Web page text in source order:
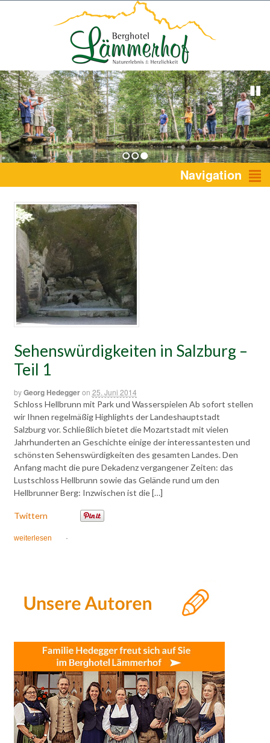
1 2 3 Navigation
Sehenswürdigkeiten in Salzburg –
Teil 1
byGeorg Hedeggeron 25. Juni 2014
Schloss Hellbrunn mit Park und Wasserspielen Ab sofort stellen
wir Ihnen regelmäßig Highlights der Landeshauptstadt
Salzburg vor. Schließlich bietet die Mozartstadt mit vielen
Jahrhunderten an Geschichte einige der interessantesten und
schönsten Sehenswürdigkeiten des gesamten Landes. Den
Anfang macht die pure Dekadenz vergangener Zeiten: das
Lustschloss Hellbrunn sowie das Gelände rund um den
Hellbrunner Berg: Inzwischen ist die […]
Twittern
weiterlesen ·